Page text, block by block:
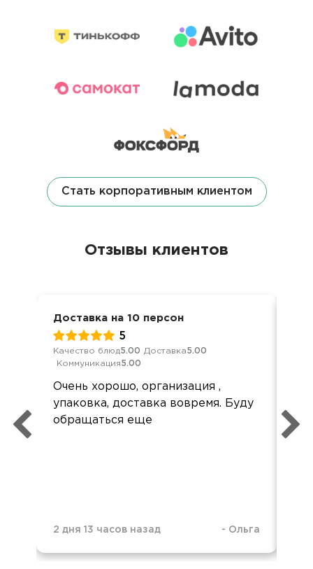
Стать корпоративным клиентом
Отзывы клиентов
Доставка на 10 персон
5
Качество блюд5.00 Доставка5.00
Коммуникация5.00
Очень хорошо, организация ,
упаковка, доставка вовремя. Буду
обращаться еще
2 дня 13 часов назад - Ольга